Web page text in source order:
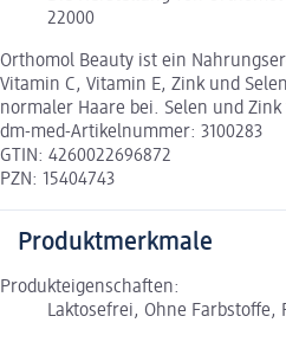
22000
Orthomol Beauty ist ein
Vitamin C, Vitamin E, Zink und
normaler Haare bei. Selen und
dm-med-Artikelnummer: 3100283
GTIN: 4260022696872
PZN: 15404743
Produktmerkmale
Produkteigenschaften:
Laktosefrei, Ohne